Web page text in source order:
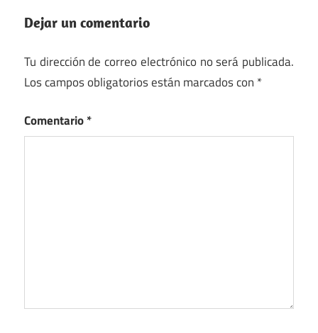
Dejar un comentario
Tu dirección de correo electrónico no será publicada.
Los campos obligatorios están marcados con *
Comentario*